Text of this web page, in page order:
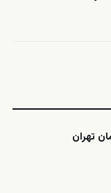
تهران